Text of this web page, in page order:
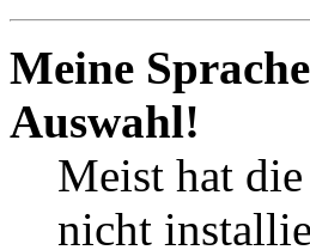
Meine
Auswahl!
Meist hat
nicht